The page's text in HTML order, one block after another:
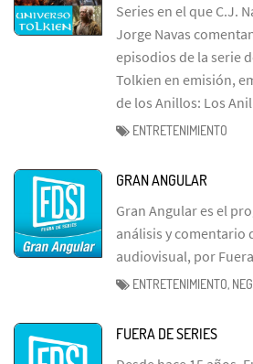
Series en el que C.J.
Jorge Navas
episodios de la serie
Tolkien en emisión,
de los Anillos: Los
ENTRETENIMIENTO
GRAN ANGULAR
Gran Angular es el
análisis y comentario
audiovisual, por
ENTRETENIMIENTO,
FUERA DE SERIES